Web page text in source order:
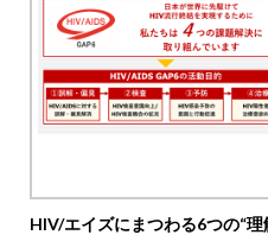
HIV/エイズにまつわる6つの“理